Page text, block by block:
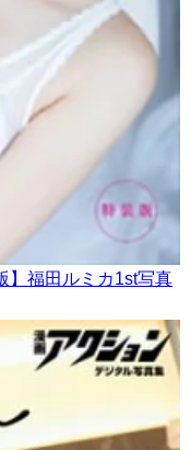
】福田ルミカ1st写真